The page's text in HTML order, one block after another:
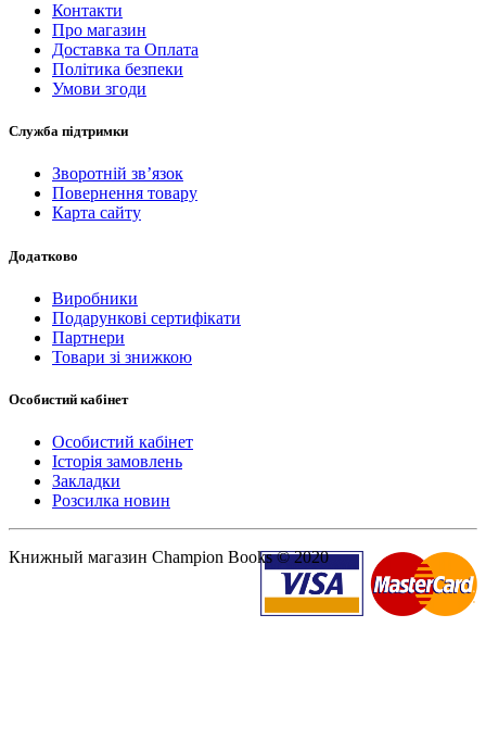
Контакти
Про магазин
Доставка та Оплата
Політика безпеки
Умови згоди
Служба підтримки
Зворотній зв’язок
Повернення товару
Карта сайту
Додатково
Виробники
Подарункові сертифікати
Партнери
Товари зі знижкою
Особистий кабінет
Особистий кабінет
Історія замовлень
Закладки
Розсилка новин
Книжный магазин Champion Books © 2020